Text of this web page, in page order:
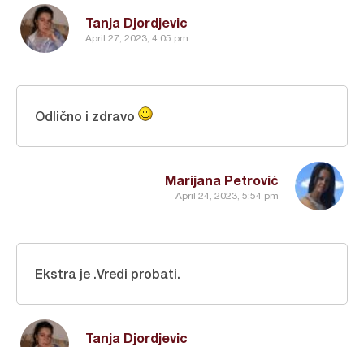
Tanja Djordjevic
April 27, 2023, 4:05 pm
Marijana Petrović
April 24, 2023, 5:54 pm
Odlično i zdravo
Tanja Djordjevic
Ekstra je .Vredi probati.